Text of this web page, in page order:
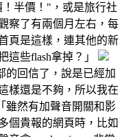
半價！"，或是旅行社
察了有兩個月左右，每
頁是這樣，連其他的新
這些flash拿掉？」
的回信了，說是已經加
樣還是不夠，所以我在
雖然有加聲音開關和影
個貴報的網頁時，比如